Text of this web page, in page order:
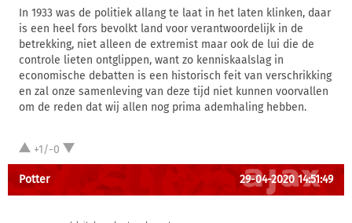
In 1933 was de politiek allang te laat in het laten klinken, daar
is een heel fors bevolkt land voor verantwoordelijk in de
betrekking, niet alleen de extremist maar ook de lui die de
controle lieten ontglippen, want zo kenniskaalslag in
economische debatten is een historisch feit van verschrikking
en zal onze samenleving van deze tijd niet kunnen voorvallen
om de reden dat wij allen nog prima ademhaling hebben.
+1/-0
Potter 29-04-2020 14:51:49